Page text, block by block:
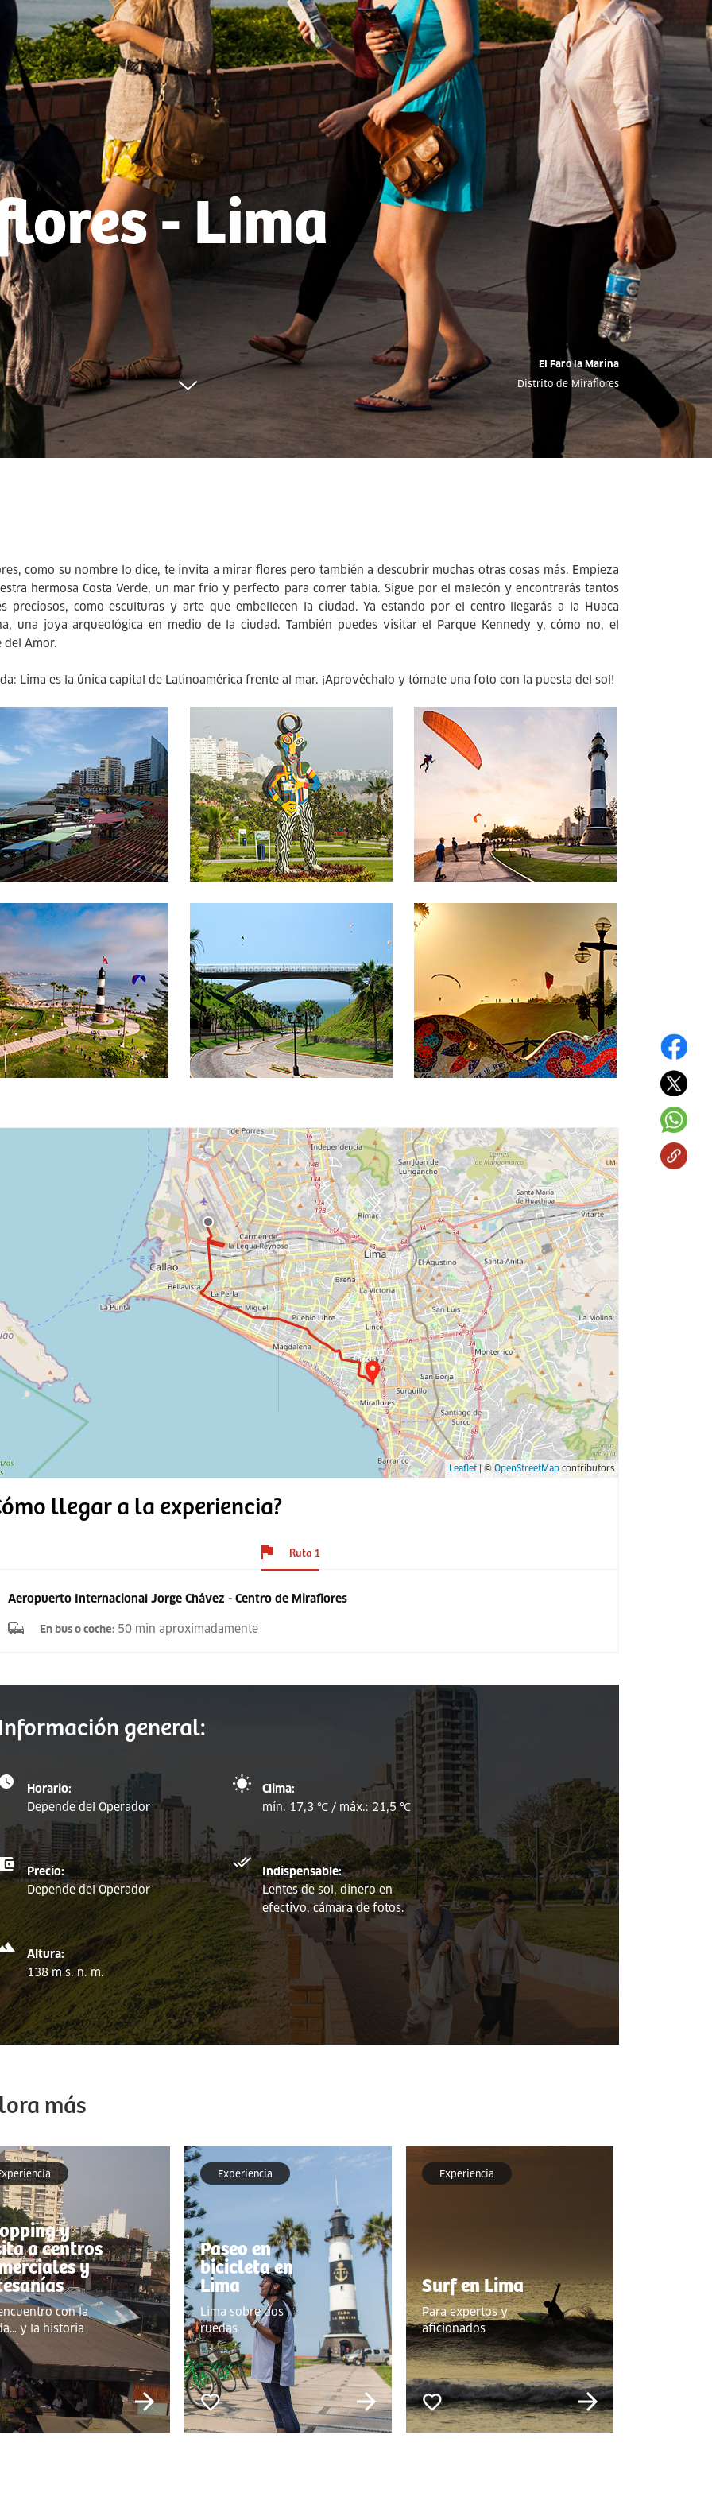
- Lima
El Faro la Marina
Distrito de Miraflores
como su nombre lo dice, te invita a mirar flores pero también a descubrir muchas otras cosas más. Empieza
hermosa Costa Verde, un mar frío y perfecto para correr tabla. Sigue por el malecón y encontrarás tantos
preciosos, como esculturas y arte que embellecen la ciudad. Ya estando por el centro llegarás a la Huaca
una joya arqueológica en medio de la ciudad. También puedes visitar el Parque Kennedy y, cómo no, el
del Amor.
Lima es la única capital de Latinoamérica frente al mar. ¡Aprovéchalo y tómate una foto con la puesta del sol!
Leaflet| © OpenStreetMap contributors
llegar a la experiencia?
Ruta 1
Aeropuerto Internacional Jorge Chávez - Centro de Miraflores
En bus o coche: 50 min aproximadamente
general:
Horario:
Depende del Operador
Precio:
Depende del Operador
Altura:
138 m s. n. m.
Clima:
mín. 17,3 ℃ / máx.: 21,5 ℃
Indispensable:
Lentes de sol, dinero en
efectivo, cámara de fotos.
más
y
a centros
y
con la
y la historia
Experiencia
Paseo en
bicicleta en
Lima
Lima sobre dos
ruedas
Experiencia
Surf en Lima
Para expertos y
aficionados